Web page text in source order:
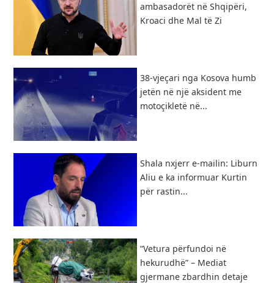
ambasadorët në Shqipëri,
Kroaci dhe Mal të Zi
38-vjeçari nga Kosova humb
jetën në një aksident me
motoçikletë në...
Shala nxjerr e-mailin: Liburn
Aliu e ka informuar Kurtin
për rastin...
“Vetura përfundoi në
hekurudhë” – Mediat
gjermane zbardhin detaje